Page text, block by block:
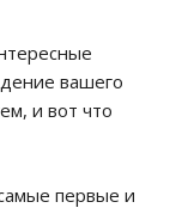
вашего
и вот что
первые и